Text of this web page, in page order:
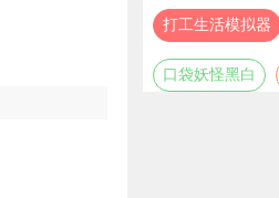
打工生活模拟器
口袋妖怪黑白